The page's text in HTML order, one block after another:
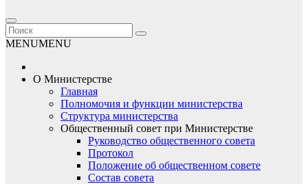
MENUMENU
О Министерстве
Главная
Полномочия и функции министерства
Структура министерства
Общественный совет при Министерстве
Руководство общественного совета
Протокол
Положение об общественном совете
Состав совета